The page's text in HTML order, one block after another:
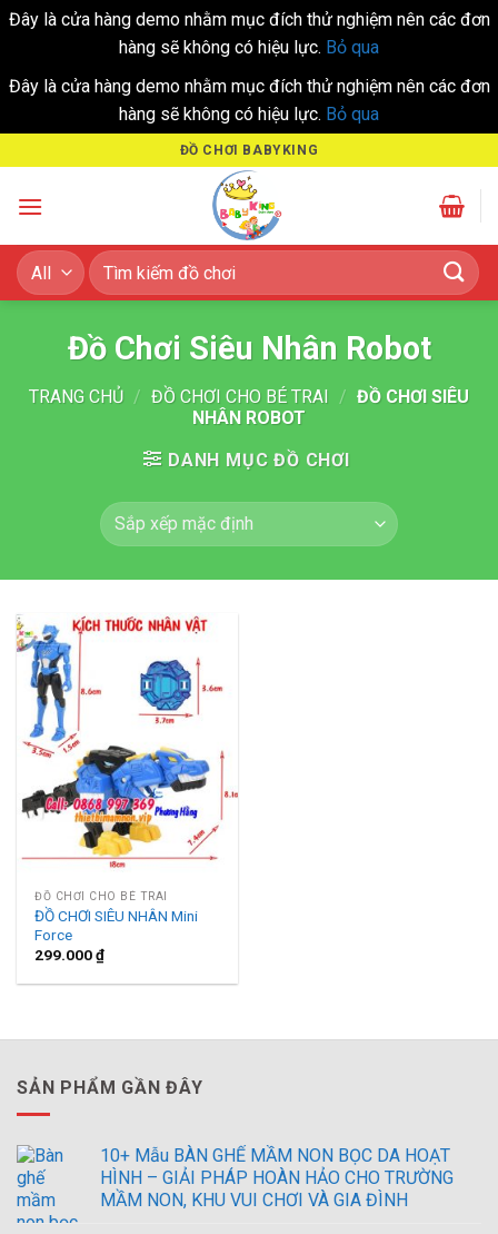
Đây là cửa hàng demo nhằm mục đích thử nghiệm nên các đơn
hàng sẽ không có hiệu lực. Bỏ qua
Đây là cửa hàng demo nhằm mục đích thử nghiệm nên các đơn
hàng sẽ không có hiệu lực. Bỏ qua
to
content
ĐỒ CHƠI BABYKING
Tìm
kiếm:
Đồ Chơi Siêu Nhân Robot
TRANG CHỦ / ĐỒ CHƠI CHO BÉ TRAI / ĐỒ CHƠI SIÊU
NHÂN ROBOT
DANH MỤC ĐỒ CHƠI
ĐỒ CHƠI CHO BÉ TRAI
ĐỒ CHƠI SIÊU NHÂN Mini
Force
299.000₫
SẢN PHẨM GẦN ĐÂY
10+ Mẫu BÀN GHẾ MẦM NON BỌC DA HOẠT
HÌNH – GIẢI PHÁP HOÀN HẢO CHO TRƯỜNG
MẦM NON, KHU VUI CHƠI VÀ GIA ĐÌNH